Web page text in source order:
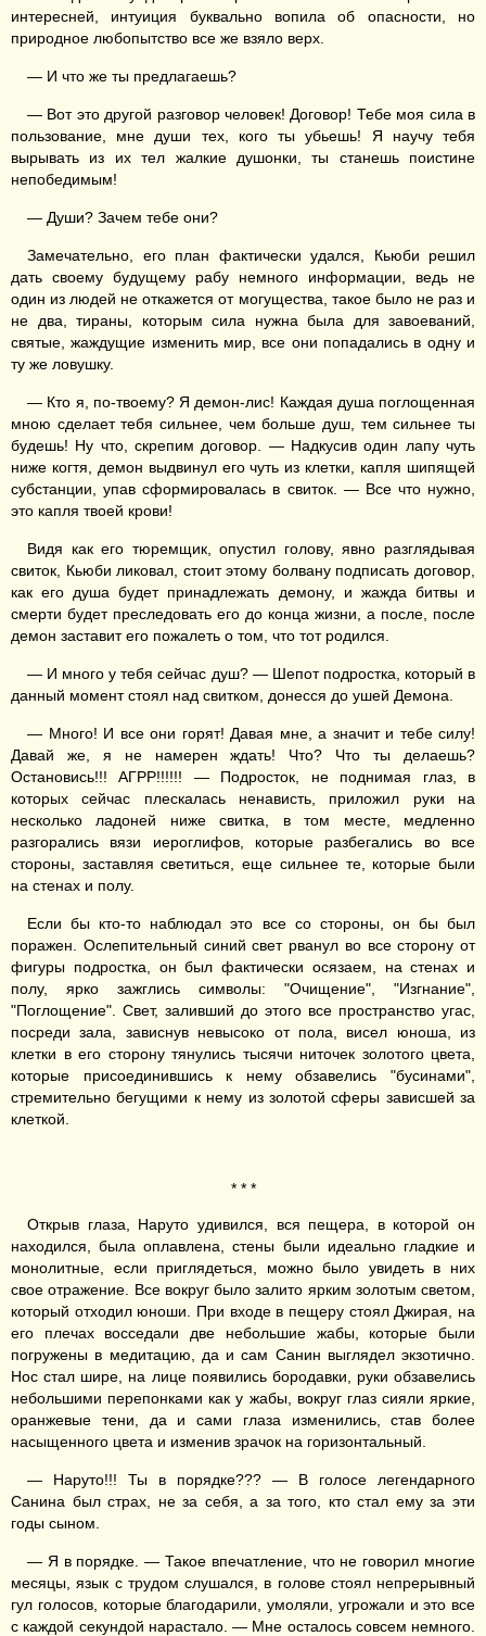
интересней, интуиция буквально вопила об опасности, но
природное любопытство все же взяло верх.
— И что же ты предлагаешь?
— Вот это другой разговор человек! Договор! Тебе моя сила в
пользование, мне души тех, кого ты убьешь! Я научу тебя
вырывать из их тел жалкие душонки, ты станешь поистине
непобедимым!
— Души? Зачем тебе они?
Замечательно, его план фактически удался, Кьюби решил
дать своему будущему рабу немного информации, ведь не
один из людей не откажется от могущества, такое было не раз и
не два, тираны, которым сила нужна была для завоеваний,
святые, жаждущие изменить мир, все они попадались в одну и
ту же ловушку.
— Кто я, по-твоему? Я демон-лис! Каждая душа поглощенная
мною сделает тебя сильнее, чем больше душ, тем сильнее ты
будешь! Ну что, скрепим договор. — Надкусив один лапу чуть
ниже когтя, демон выдвинул его чуть из клетки, капля шипящей
субстанции, упав сформировалась в свиток. — Все что нужно,
это капля твоей крови!
Видя как его тюремщик, опустил голову, явно разглядывая
свиток, Кьюби ликовал, стоит этому болвану подписать договор,
как его душа будет принадлежать демону, и жажда битвы и
смерти будет преследовать его до конца жизни, а после, после
демон заставит его пожалеть о том, что тот родился.
— И много у тебя сейчас душ? — Шепот подростка, который в
данный момент стоял над свитком, донесся до ушей Демона.
— Много! И все они горят! Давая мне, а значит и тебе силу!
Давай же, я не намерен ждать! Что? Что ты делаешь?
Остановись!!! АГРР!!!!!! — Подросток, не поднимая глаз, в
которых сейчас плескалась ненависть, приложил руки на
несколько ладоней ниже свитка, в том месте, медленно
разгорались вязи иероглифов, которые разбегались во все
стороны, заставляя светиться, еще сильнее те, которые были
на стенах и полу.
Если бы кто-то наблюдал это все со стороны, он бы был
поражен. Ослепительный синий свет рванул во все сторону от
фигуры подростка, он был фактически осязаем, на стенах и
полу, ярко зажглись символы: "Очищение", "Изгнание",
"Поглощение". Свет, заливший до этого все пространство угас,
посреди зала, зависнув невысоко от пола, висел юноша, из
клетки в его сторону тянулись тысячи ниточек золотого цвета,
которые присоединившись к нему обзавелись "бусинами",
стремительно бегущими к нему из золотой сферы зависшей за
клеткой.
* * *
Открыв глаза, Наруто удивился, вся пещера, в которой он
находился, была оплавлена, стены были идеально гладкие и
монолитные, если приглядеться, можно было увидеть в них
свое отражение. Все вокруг было залито ярким золотым светом,
который отходил юноши. При входе в пещеру стоял Джирая, на
его плечах восседали две небольшие жабы, которые были
погружены в медитацию, да и сам Санин выглядел экзотично.
Нос стал шире, на лице появились бородавки, руки обзавелись
небольшими перепонками как у жабы, вокруг глаз сияли яркие,
оранжевые тени, да и сами глаза изменились, став более
насыщенного цвета и изменив зрачок на горизонтальный.
— Наруто!!! Ты в порядке??? — В голосе легендарного
Санина был страх, не за себя, а за того, кто стал ему за эти
годы сыном.
— Я в порядке. — Такое впечатление, что не говорил многие
месяцы, язык с трудом слушался, в голове стоял непрерывный
гул голосов, которые благодарили, умоляли, угрожали и это все
с каждой секундой нарастало. — Мне осталось совсем немного.